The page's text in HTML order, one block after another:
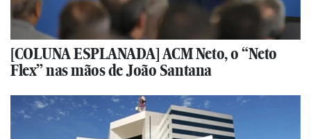
[COLUNA ESPLANADA] ACM Neto, o “Neto
Flex” nas mãos de João Santana